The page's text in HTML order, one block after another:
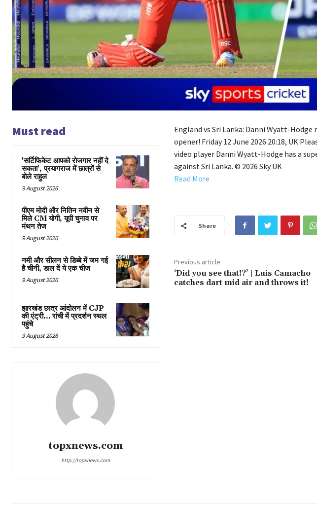
Must read
'सर्टिफिकेट आपको रोजगार नहीं दे
सकता', प्रयागराज में छात्रों से
बोले राहुल
9 August 2026
पीएम मोदी और नितिन नवीन से
मिले CM योगी, यूपी चुनाव पर
मंथन तेज
9 August 2026
नमी और सीलन से डिब्बे में जम गई
है चीनी, डाल दें ये एक चीज
9 August 2026
झारखंड छात्र आंदोलन में CJP
की एंट्री… रांची में प्रदर्शन स्थल
पहुंचे
9 August 2026
topxnews.com
http://topxnews.com
England vs Sri Lanka: Danni Wyatt-
opener! Friday 12 June 2026 20:18, UK
video player Danni Wyatt-Hodge has a
against Sri Lanka. © 2026 Sky UK
Read More
Share
Previous article
‘Did you see that!?’ | Luis Camacho
catches dart mid air and throws it!